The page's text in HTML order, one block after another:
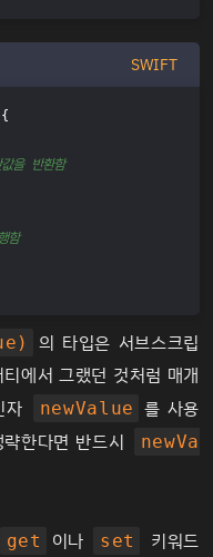
SWIFT
{
을 반환함
함
의 타입은 서브스크립
에서 그랬던 것처럼 매개
자
newValue 를 사용
한다면 반드시
newVa
get 이나 set
키워드